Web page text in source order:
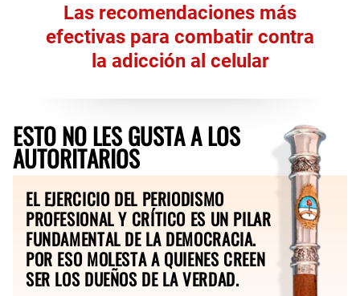
Las recomendaciones más
efectivas para combatir contra
la adicción al celular
ESTO NO LES GUSTA A LOS
AUTORITARIOS
EL EJERCICIO DEL PERIODISMO
PROFESIONAL Y CRÍTICO ES UN PILAR
FUNDAMENTAL DE LA DEMOCRACIA.
POR ESO MOLESTA A QUIENES CREEN
SER LOS DUEÑOS DE LA VERDAD.